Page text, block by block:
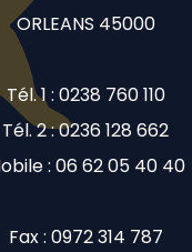
ORLEANS 45000
Tél. 1 : 0238 760 110
Tél. 2 : 0236 128 662
: 06 62 05 40 40
Fax : 0972 314 787